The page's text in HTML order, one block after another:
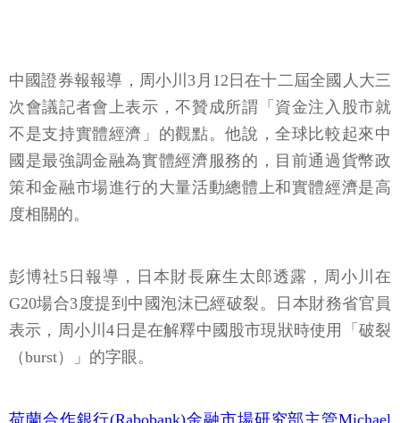
中國證券報報導，周小川3月12日在十二屆全國人大三
次會議記者會上表示，不贊成所謂「資金注入股市就
不是支持實體經濟」的觀點。他說，全球比較起來中
國是最強調金融為實體經濟服務的，目前通過貨幣政
策和金融市場進行的大量活動總體上和實體經濟是高
度相關的。
彭博社5日報導，日本財長麻生太郎透露，周小川在
G20場合3度提到中國泡沫已經破裂。日本財務省官員
表示，周小川4日是在解釋中國股市現狀時使用「破裂
（burst）」的字眼。
荷蘭合作銀行(Rabobank)金融市場研究部主管Michael